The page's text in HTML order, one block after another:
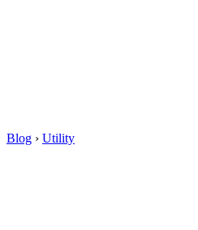
Blog › Utility